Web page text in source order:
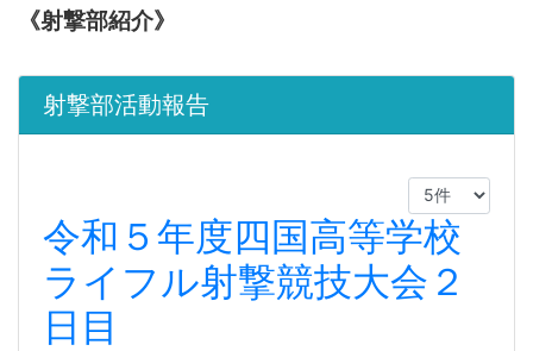
《射撃部紹介》
射撃部活動報告
令和５年度四国高等学校
ライフル射撃競技大会２
日目